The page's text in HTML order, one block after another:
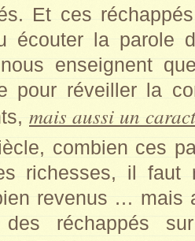
Et ces
écouter la parole
enseignent
pour réveiller la
mais aussi un
combien ces
richesses, il
revenus … mais
des réchappés